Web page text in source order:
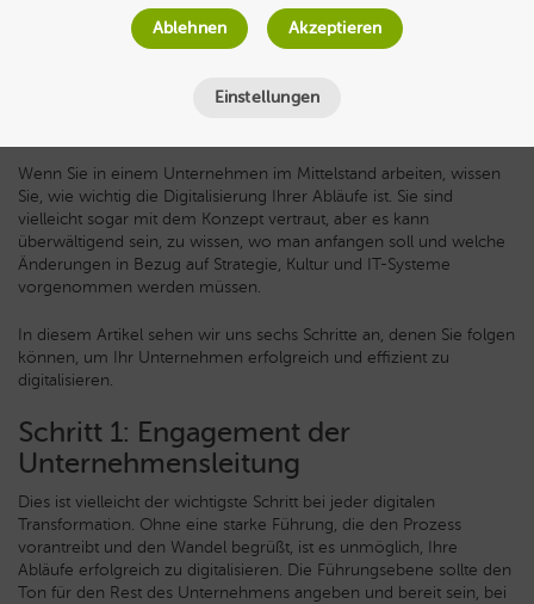
Maximilian Fischer am4. September 2023
Minuten
Wenn Sie in einem Unternehmen im Mittelstand arbeiten, wissen
Sie, wie wichtig die Digitalisierung Ihrer Abläufe ist. Sie sind
vielleicht sogar mit dem Konzept vertraut, aber es kann
überwältigend sein, zu wissen, wo man anfangen soll und welche
Änderungen in Bezug auf Strategie, Kultur und IT-Systeme
vorgenommen werden müssen.
In diesem Artikel sehen wir uns sechs Schritte an, denen Sie folgen
können, um Ihr Unternehmen erfolgreich und effizient zu
digitalisieren.
Schritt 1: Engagement der
Unternehmensleitung
Dies ist vielleicht der wichtigste Schritt bei jeder digitalen
Transformation. Ohne eine starke Führung, die den Prozess
vorantreibt und den Wandel begrüßt, ist es unmöglich, Ihre
Abläufe erfolgreich zu digitalisieren. Die Führungsebene sollte den
Ton für den Rest des Unternehmens angeben und bereit sein, bei
Einstellungen
Ablehnen Akzeptieren